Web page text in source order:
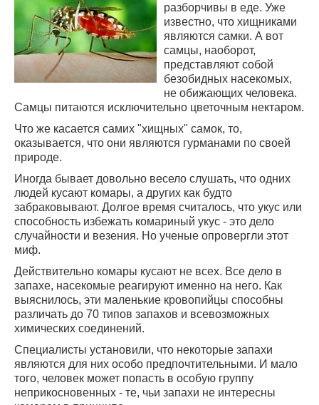
разборчивы в еде. Уже
известно, что хищниками
являются самки. А вот
самцы, наоборот,
представляют собой
безобидных насекомых,
не обижающих человека.
Самцы питаются исключительно цветочным нектаром.
Что же касается самих "хищных" самок, то,
оказывается, что они являются гурманами по своей
природе.
Иногда бывает довольно весело слушать, что одних
людей кусают комары, а других как будто
забраковывают. Долгое время считалось, что укус или
способность избежать комариный укус - это дело
случайности и везения. Но ученые опровергли этот
миф.
Действительно комары кусают не всех. Все дело в
запахе, насекомые реагируют именно на него. Как
выяснилось, эти маленькие кровопийцы способны
различать до 70 типов запахов и всевозможных
химических соединений.
Специалисты установили, что некоторые запахи
являются для них особо предпочтительными. И мало
того, человек может попасть в особую группу
неприкосновенных - те, чьи запахи не интересны